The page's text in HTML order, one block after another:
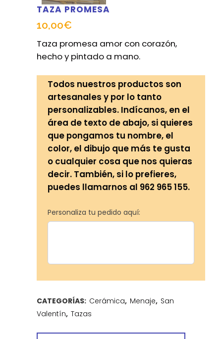
TAZA PROMESA
10,00€
Taza promesa amor con corazón,
hecho y pintado a mano.
Todos nuestros productos son
artesanales y por lo tanto
personalizables. Indícanos, en el
área de texto de abajo, si quieres
que pongamos tu nombre, el
color, el dibujo que más te gusta
o cualquier cosa que nos quieras
decir. También, si lo prefieres,
puedes llamarnos al 962 965 155.
Personaliza tu pedido aquí:
CATEGORÍAS: Cerámica, Menaje, San
Valentín, Tazas